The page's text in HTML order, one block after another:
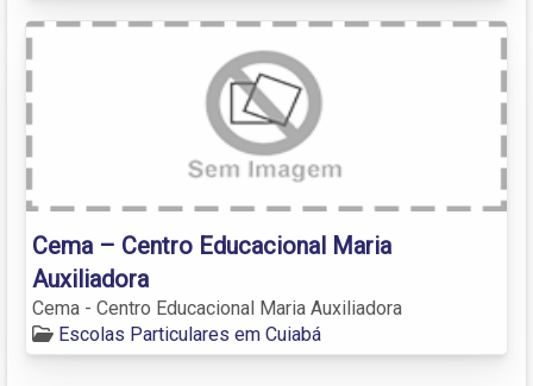
Cema – Centro Educacional Maria
Auxiliadora
Cema - Centro Educacional Maria Auxiliadora
Escolas Particulares em Cuiabá